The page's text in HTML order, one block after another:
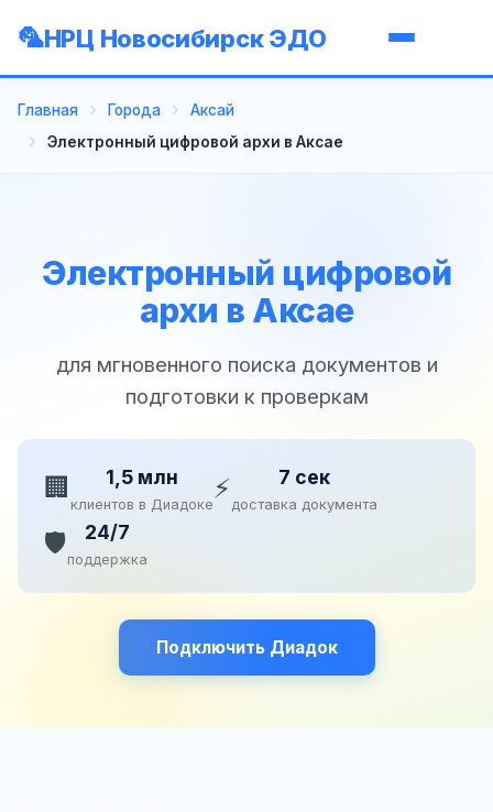
НРЦ Новосибирск ЭДО
Главная Города
Аксай
Электронный цифровой архи в Аксае
Электронный цифровой
архи в Аксае
для мгновенного поиска документов и
подготовки к проверкам
🏢 1,5 млн
клиентов в Диадоке⚡ 7 сек
доставка документа
🛡️ 24/7
поддержка
Подключить Диадок